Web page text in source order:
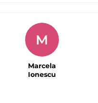
M
Marcela
Ionescu